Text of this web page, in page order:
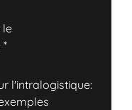
le
.*
l'intralogistique: